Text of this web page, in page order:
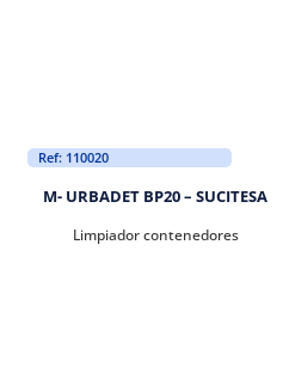
Ref: 110020
M- URBADET BP20 – SUCITESA
Limpiador contenedores